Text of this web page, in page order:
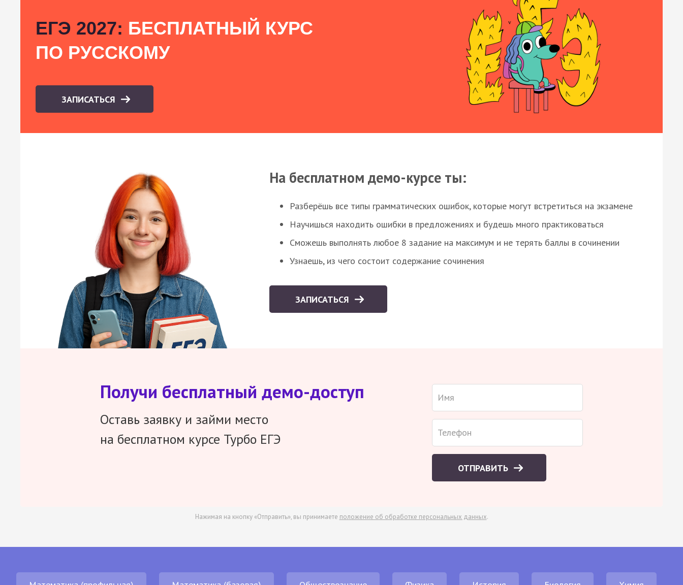
ЕГЭ 2027: БЕСПЛАТНЫЙ КУРС
ПО РУССКОМУ
ЗАПИСАТЬСЯ
На бесплатном демо-курсе ты:
Разберёшь все типы грамматических ошибок, которые могут встретиться на экзамене
Научишься находить ошибки в предложениях и будешь много практиковаться
Сможешь выполнять любое 8 задание на максимум и не терять баллы в сочинении
Узнаешь, из чего состоит содержание сочинения
ЗАПИСАТЬСЯ
Получи бесплатный демо-доступ
Оставь заявку и займи место
на бесплатном курсе Турбо ЕГЭ
ОТПРАВИТЬ
Нажимая на кнопку «Отправить», вы принимаете положение об обработке персональных данных.